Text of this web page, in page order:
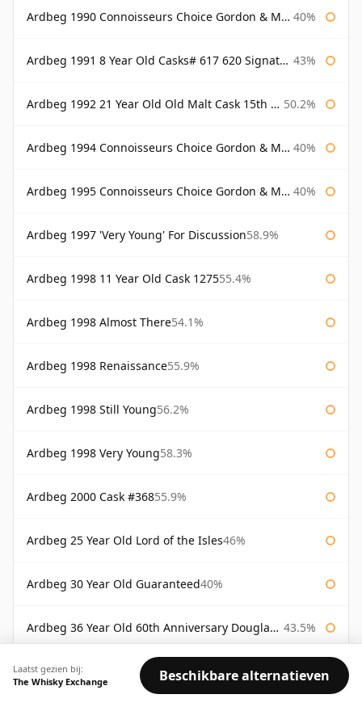
Ardbeg 1990 Connoisseurs Choice Gordon & Macphail 40%
Ardbeg 1991 8 Year Old Casks# 617 620 Signatory 43%
Ardbeg 1992 21 Year Old Old Malt Cask 15th Anniversary Hunter Laing 50.2%
Ardbeg 1994 Connoisseurs Choice Gordon & Macphail 40%
Ardbeg 1995 Connoisseurs Choice Gordon & Macphail 40%
Ardbeg 1997 'Very Young' For Discussion58.9%
Ardbeg 1998 11 Year Old Cask 127555.4%
Ardbeg 1998 Almost There54.1%
Ardbeg 1998 Renaissance55.9%
Ardbeg 1998 Still Young56.2%
Ardbeg 1998 Very Young58.3%
Ardbeg 2000 Cask #36855.9%
Ardbeg 25 Year Old Lord of the Isles46%
Ardbeg 30 Year Old Guaranteed40%
Ardbeg 36 Year Old 60th Anniversary Douglas Laing 43.5%
Ardbeg Alligator 51.2%
Laatst gezien bij:
The Whisky Exchange
Beschikbare alternatieven